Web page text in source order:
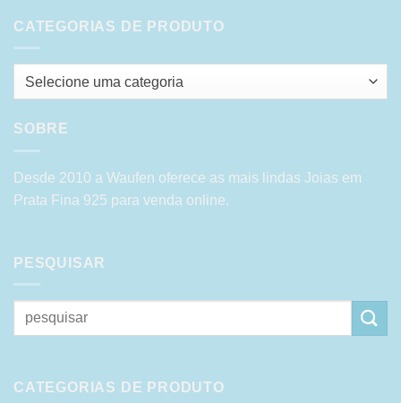
CATEGORIAS DE PRODUTO
Selecione uma categoria
SOBRE
Desde 2010 a Waufen oferece as mais lindas Joias em
Prata Fina 925 para venda online.
PESQUISAR
Pesquisar
por:
CATEGORIAS DE PRODUTO